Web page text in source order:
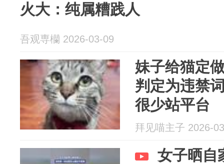
火大：纯属糟践人
吾观専欗 2026-03-09
妹子给猫定
判定为违禁
很少站平台
拜见喵主子 2026-
女子晒自